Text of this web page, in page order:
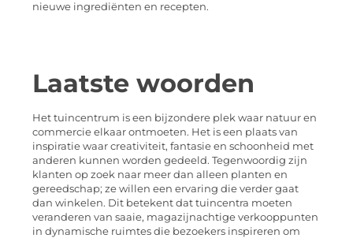
nieuwe ingrediënten en recepten.
Laatste woorden
Het tuincentrum is een bijzondere plek waar natuur en
commercie elkaar ontmoeten. Het is een plaats van
inspiratie waar creativiteit, fantasie en schoonheid met
anderen kunnen worden gedeeld. Tegenwoordig zijn
klanten op zoek naar meer dan alleen planten en
gereedschap; ze willen een ervaring die verder gaat
dan winkelen. Dit betekent dat tuincentra moeten
veranderen van saaie, magazijnachtige verkooppunten
in dynamische ruimtes die bezoekers inspireren om